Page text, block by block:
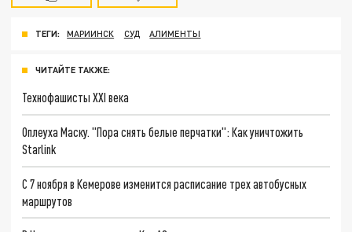
ТЕГИ: МАРИИНСК СУД АЛИМЕНТЫ
ЧИТАЙТЕ ТАКЖЕ:
Технофашисты XXI века
Оплеуха Маску. "Пора снять белые перчатки": Как уничтожить
Starlink
С 7 ноября в Кемерове изменится расписание трех автобусных
маршрутов